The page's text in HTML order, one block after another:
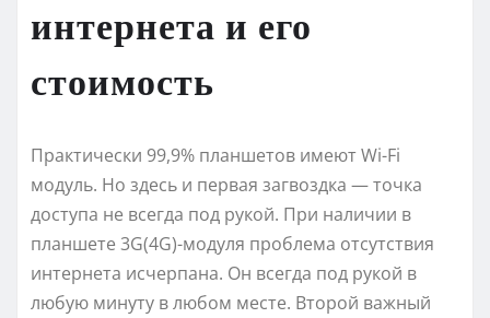
интернета и его
стоимость
Практически 99,9% планшетов имеют Wi-Fi
модуль. Но здесь и первая загвоздка — точка
доступа не всегда под рукой. При наличии в
планшете 3G(4G)-модуля проблема отсутствия
интернета исчерпана. Он всегда под рукой в
любую минуту в любом месте. Второй важный